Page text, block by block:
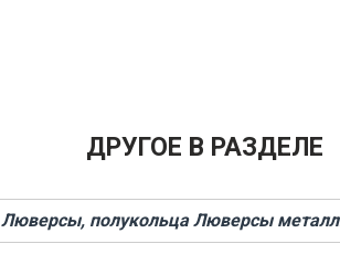
ДРУГОЕ В РАЗДЕЛЕ
Люверсы, полукольца Люверсы